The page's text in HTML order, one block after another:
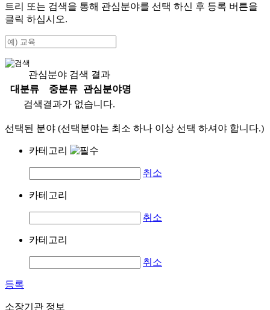
트리 또는 검색을 통해 관심분야를 선택 하신 후 등록 버튼을
클릭 하십시오.
관심분야 검색 결과
대분류
중분류
관심분야명
검색결과가 없습니다.
선택된 분야 (선택분야는 최소 하나 이상 선택 하셔야 합니다.)
카테고리
취소
카테고리
취소
카테고리
취소
등록
소장기관 정보